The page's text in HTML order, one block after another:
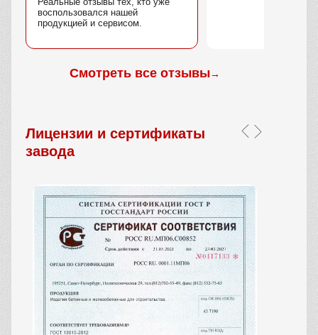
воспользовался нашей
продукцией и сервисом.
Смотреть все отзывы→
Лицензии и сертификаты
завода